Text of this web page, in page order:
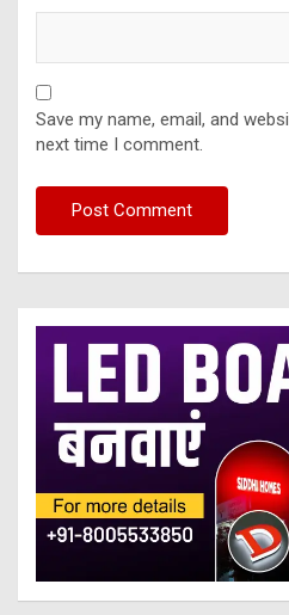
Save my name, email, and
next time I comment.